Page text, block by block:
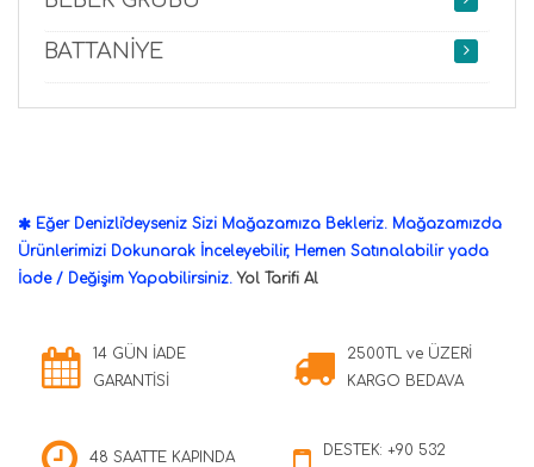
BATTANİYE
Eğer Denizli'deyseniz Sizi Mağazamıza Bekleriz. Mağazamızda
Ürünlerimizi Dokunarak İnceleyebilir, Hemen Satınalabilir yada
İade / Değişim Yapabilirsiniz.Yol Tarifi Al
14 GÜN İADE
GARANTİSİ
2500TL ve ÜZERİ
KARGO BEDAVA
48 SAATTE KAPINDA
DESTEK: +90 532